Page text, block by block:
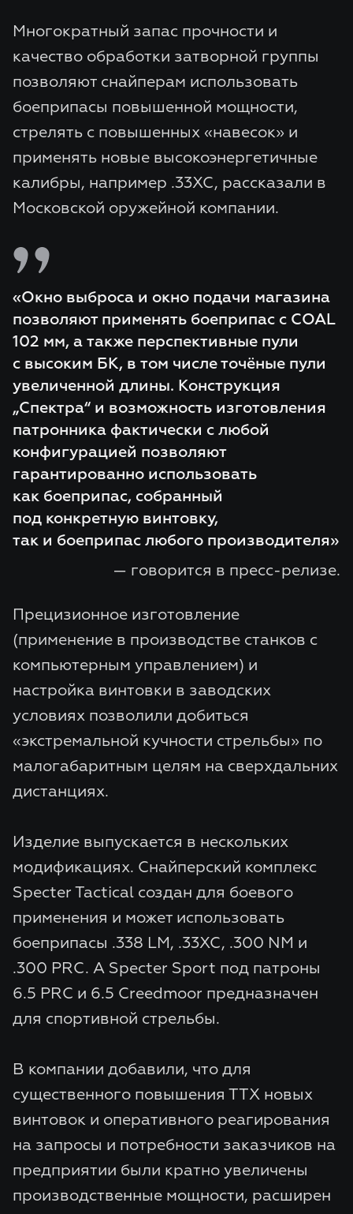
Многократный запас прочности и
качество обработки затворной группы
позволяют снайперам использовать
боеприпасы повышенной мощности,
стрелять с повышенных «навесок» и
применять новые высокоэнергетичные
калибры, например .33XC, рассказали в
Московской оружейной компании.
«Окно выброса и окно подачи магазина
позволяют применять боеприпас с COAL
102 мм, а также перспективные пули
с высоким БК, в том числе точёные пули
увеличенной длины. Конструкция
„Спектра“ и возможность изготовления
патронника фактически с любой
конфигурацией позволяют
гарантированно использовать
как боеприпас, собранный
под конкретную винтовку,
так и боеприпас любого производителя»
— говорится в пресс-релизе.
Прецизионное изготовление
(применение в производстве станков с
компьютерным управлением) и
настройка винтовки в заводских
условиях позволили добиться
«экстремальной кучности стрельбы» по
малогабаритным целям на сверхдальних
дистанциях.
Изделие выпускается в нескольких
модификациях. Снайперский комплекс
Specter Tactical создан для боевого
применения и может использовать
боеприпасы .338 LM, .33XC, .300 NM и
.300 PRC. А Specter Sport под патроны
6.5 PRC и 6.5 Creedmoor предназначен
для спортивной стрельбы.
В компании добавили, что для
существенного повышения ТТХ новых
винтовок и оперативного реагирования
на запросы и потребности заказчиков на
предприятии были кратно увеличены
производственные мощности, расширен